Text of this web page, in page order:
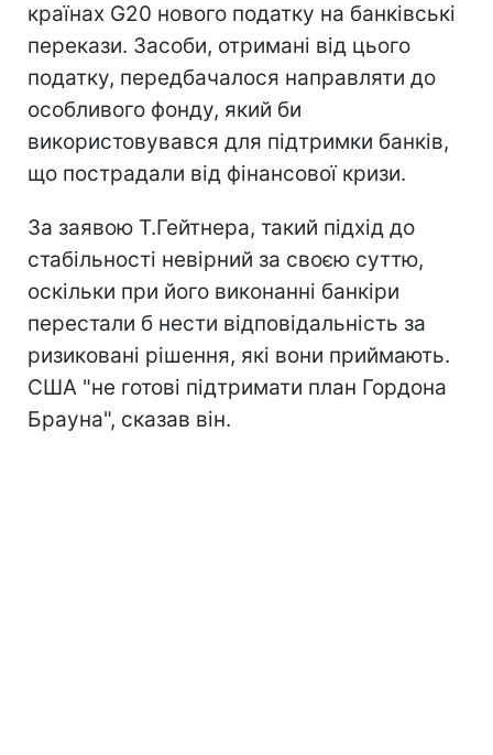
країнах G20 нового податку на банківські
перекази. Засоби, отримані від цього
податку, передбачалося направляти до
особливого фонду, який би
використовувався для підтримки банків,
що пострадали від фінансової кризи.
За заявою Т.Гейтнера, такий підхід до
стабільності невірний за своєю суттю,
оскільки при його виконанні банкіри
перестали б нести відповідальність за
ризиковані рішення, які вони приймають.
США "не готові підтримати план Гордона
Брауна", сказав він.